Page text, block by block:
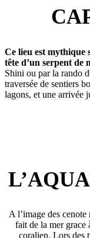
Ce lieu est mythique
tête d’un serpent de
Shini ou par la rando
traversée de sentiers
lagons, et une arrivée
A l’image des cenote
fait de la mer grace
coralien. Lors des